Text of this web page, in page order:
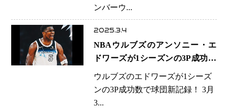
ンバーウ...
2025.3.4
NBAウルブズのアンソニー・エ
ドワーズが1シーズンの3P成功数
で球団新記録！
ウルブズのエドワーズが1シーズ
ンの3P成功数で球団新記録！ 3月
3...